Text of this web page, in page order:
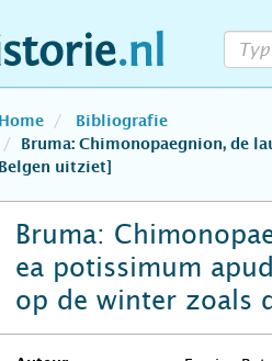
Home
Bibliografie
Bruma: Chimonopaegnion, de
Belgen uitziet]
Bruma:
ea potissimum
op de winter zoals